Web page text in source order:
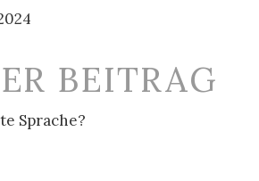
BEITRAG
Sprache?